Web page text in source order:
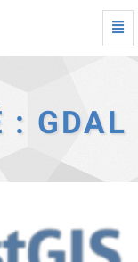
: GDAL